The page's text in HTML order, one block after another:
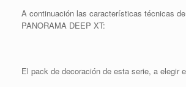
A continuación las características técnicas
PANORAMA DEEP XT:
El pack de decoración de esta serie, a elegir